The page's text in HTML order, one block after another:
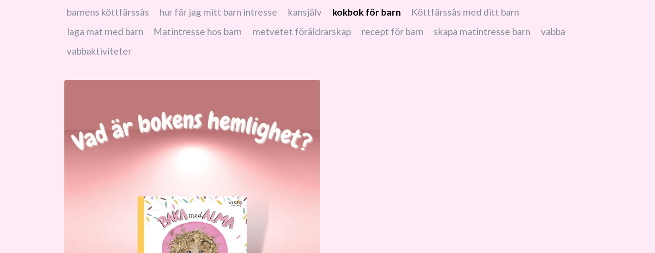
barnens köttfärssås
hur får jag mitt barn intresse kansjälv kokbok för barn
Köttfärssås med ditt barn
laga mat med barn
Matintresse hos barn metvetet föräldrarskap recept för barn skapa matintresse barn
vabba
vabbaktiviteter